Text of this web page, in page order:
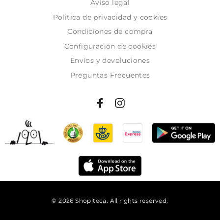
Aviso legal
Politica de privacidad y cookies
Condiciones de compra
Configuración de cookies
Envíos y devoluciones
Preguntas Frecuentes
© 2026 Shopiteca. All rights reserved.